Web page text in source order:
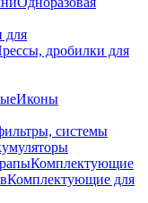
для
дробилки для
Иконы
системы
Комплектующие
Комплектующие для